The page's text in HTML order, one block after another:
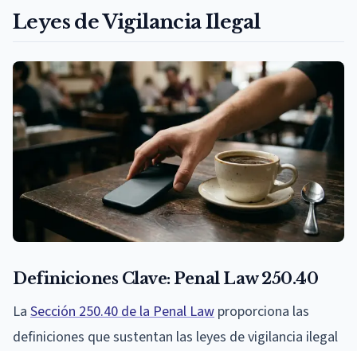
Leyes de Vigilancia Ilegal
Definiciones Clave: Penal Law 250.40
La Sección 250.40 de la Penal Law proporciona las
definiciones que sustentan las leyes de vigilancia ilegal